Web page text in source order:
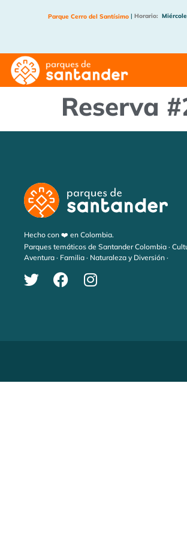
Parque Cerro del Santísimo | Horario:
Reserva
Hecho con ❤️ en Colombia.
Parques temáticos de Santander Colombia ·
Aventura · Familia · Naturaleza y Diversión ·